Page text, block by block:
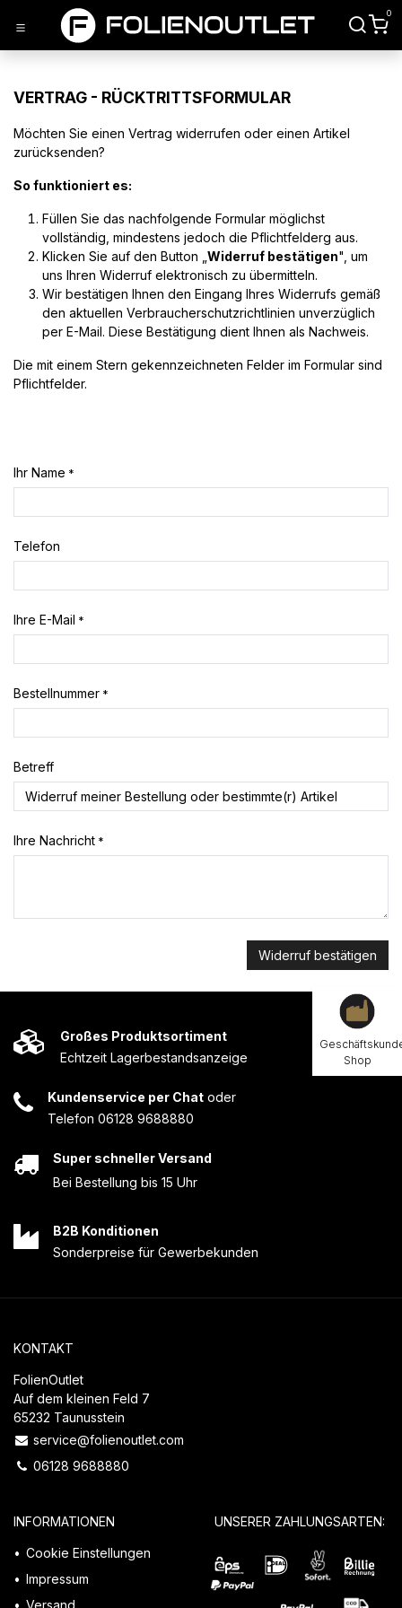
Zum Inhalt springen 0
VERTRAG - RÜCKTRITTSFORMULAR
Möchten Sie einen Vertrag widerrufen oder einen Artikel
zurücksenden?
So funktioniert es:
Füllen Sie das nachfolgende Formular möglichst
vollständig, mindestens jedoch die Pflichtfelderg aus.
Klicken Sie auf den Button „ Widerruf bestätigen", um
uns Ihren Widerruf elektronisch zu übermitteln.
Wir bestätigen Ihnen den Eingang Ihres Widerrufs gemäß
den aktuellen Verbraucherschutzrichtlinien unverzüglich
per E-Mail. Diese Bestätigung dient Ihnen als Nachweis.
Die mit einem Stern gekennzeichneten Felder im Formular sind
Pflichtfelder.
Ihr Name *
Telefon
Ihre E-Mail *
Bestellnummer *
Betreff
Ihre Nachricht *
Widerruf bestätigen
Großes Produktsortiment
Echtzeit Lagerbestandsanzeige
Kundenservice per Chat oder
Telefon 06128 9688880
Super schneller Versand
Bei Bestellung bis 15 Uhr
B2B Konditionen
Sonderpreise für Gewerbekunden
KONTAKT
FolienOutlet
Auf dem kleinen Feld 7
65232 Taunusstein
service@folienoutlet.com
06128 9688880
INFORMATIONEN
Cookie Einstellungen
Impressum
Versand
UNSERER ZAHLUNGSARTEN:
Shop